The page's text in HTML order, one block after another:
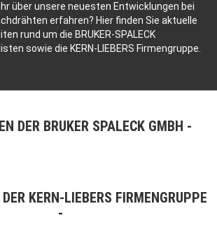
über unsere neuesten Entwicklungen bei
erfahren? Hier finden Sie aktuelle
rund um die BRUKER-SPALECK
sowie die KERN-LIEBERS Firmengruppe.
DER BRUKER SPALECK GMBH
KERN-LIEBERS FIRMENGRUPPE